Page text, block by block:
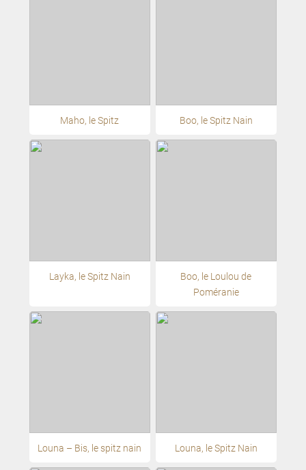
Maho, le Spitz Boo, le Spitz Nain
Layka, le Spitz Nain
Boo, le Loulou de
Poméranie
Louna – Bis, le spitz nain Louna, le Spitz Nain